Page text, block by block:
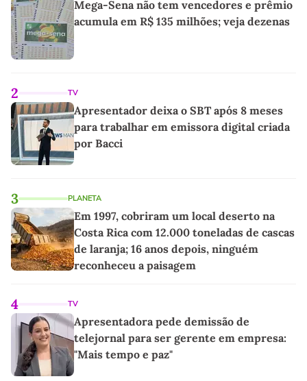
Mega-Sena não tem vencedores e prêmio
acumula em R$ 135 milhões; veja dezenas
2 TV
Apresentador deixa o SBT após 8 meses
para trabalhar em emissora digital criada
por Bacci
3 PLANETA
Em 1997, cobriram um local deserto na
Costa Rica com 12.000 toneladas de cascas
de laranja; 16 anos depois, ninguém
reconheceu a paisagem
4 TV
Apresentadora pede demissão de
telejornal para ser gerente em empresa:
"Mais tempo e paz"